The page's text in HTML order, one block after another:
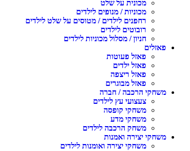
מכונית על שלט
מכוניות / מנופים לילדים
רחפנים לילדים / מטוסים על שלט לילדים
רובוטים לילדים
חניון / מסלול מכוניות לילדים
פאזלים
פאזל פעוטות
פאזל ילדים
פאזל ריצפה
פאזל מבוגרים
משחקי הרכבה / חברה
צעצועי עץ לילדים
משחקי קופסה
משחקי מדע
משחק הרכבה לילדים
משחקי יצירה ואמנות
משחקי יצירה ואומנות לילדים